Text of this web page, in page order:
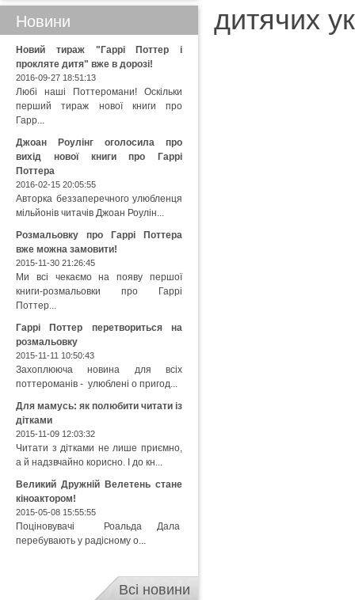
дитячих
Новини
Новий тираж "Гаррі Поттер і
прокляте дитя" вже в дорозі!
2016-09-27 18:51:13
Любі наші Поттеромани! Оскільки
перший тираж нової книги про
Гарр...
Джоан Роулінг оголосила про
вихід нової книги про Гаррі
Поттера
2016-02-15 20:05:55
Авторка беззаперечного улюбленця
мільйонів читачів Джоан Роулін...
Розмальовку про Гаррі Поттера
вже можна замовити!
2015-11-30 21:26:45
Ми всі чекаємо на появу першої
книги-розмальовки про Гаррі
Поттер...
Гаррі Поттер перетвориться на
розмальовку
2015-11-11 10:50:43
Захоплююча новина для всіх
поттероманів - улюблені о пригод...
Для мамусь: як полюбити читати із
дітками
2015-11-09 12:03:32
Читати з дітками не лише приємно,
а й надзвчайно корисно. І до кн...
Великий Дружній Велетень стане
кіноактором!
2015-05-08 15:55:55
Поціновувачі Роальда Дала
перебувають у радісному о...
Всі новини